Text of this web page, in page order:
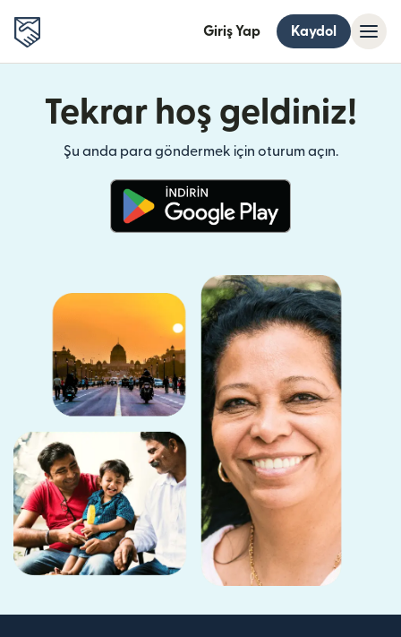
Giriş Yap Kaydol
Tekrar hoş geldiniz!
Şu anda para göndermek için oturum açın.